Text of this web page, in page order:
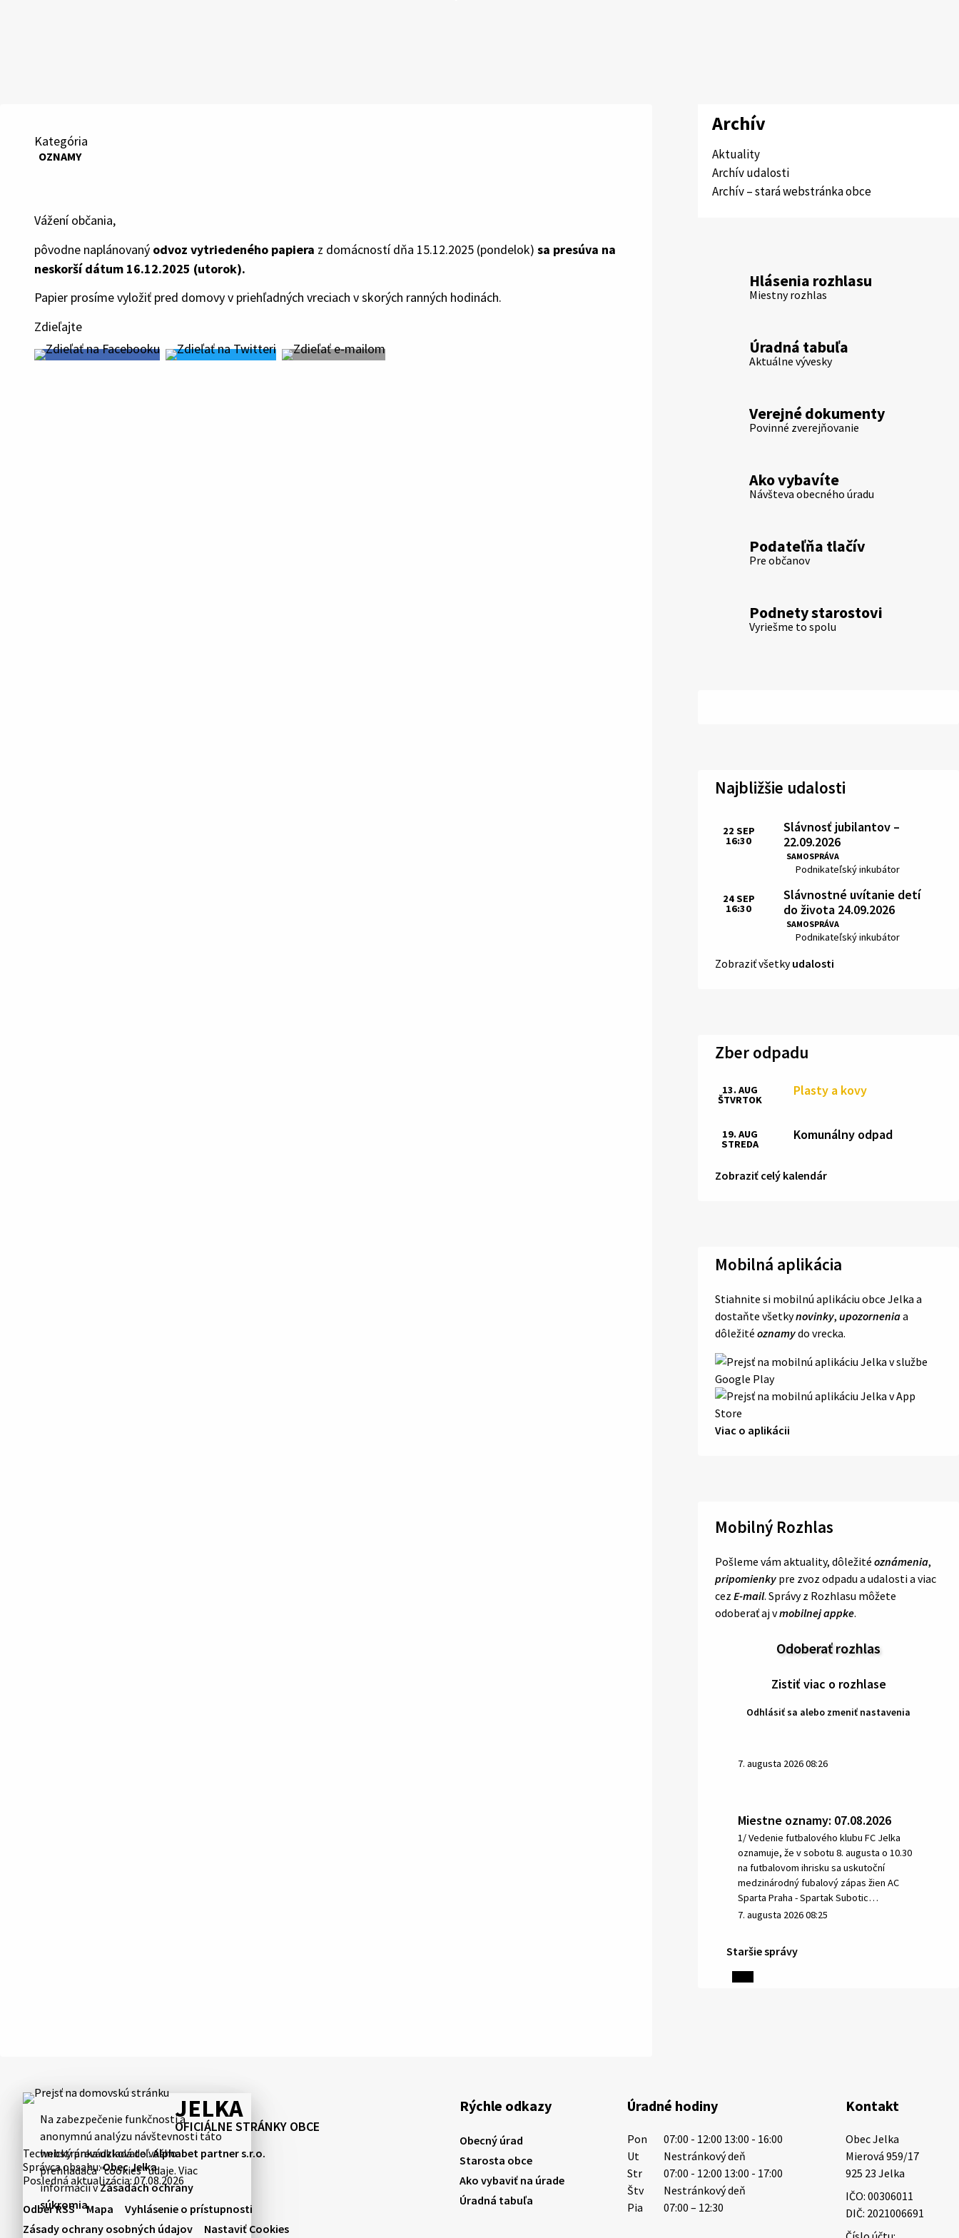
Na zabezpečenie funkčnosti a
anonymnú analýzu návštevnosti táto
webstránka ukladá do vášho
prehliadača "cookies" údaje. Viac
informácií vZásadách ochrany
súkromia.
Kategória
OZNAMY
Vážení občania,
pôvodne naplánovaný odvoz vytriedeného papiera z domácností dňa 15.12.2025 (pondelok) sa presúva na
neskorší dátum 16.12.2025 (utorok).
Papier prosíme vyložiť pred domovy v priehľadných vreciach v skorých ranných hodinách.
Zdieľajte
Archív
Aktuality
Archív udalosti
Archív – stará webstránka obce
Hlásenia rozhlasu
Miestny rozhlas
Úradná tabuľa
Aktuálne vývesky
Verejné dokumenty
Povinné zverejňovanie
Ako vybavíte
Návšteva obecného úradu
Podateľňa tlačív
Pre občanov
Podnety starostovi
Vyriešme to spolu
Najbližšie udalosti
Slávnosť jubilantov –
22.09.2026
SAMOSPRÁVA
Miesto:
Podnikateľský inkubátor
Čas:
22 SEP
16:30
Slávnostné uvítanie detí
do života 24.09.2026
SAMOSPRÁVA
Miesto:
Podnikateľský inkubátor
Čas:
24SEP
16:30
Zobraziť všetkyudalosti
Zber odpadu
Plasty a kovy
13. AUG
ŠTVRTOK
Komunálny odpad
19. AUG
STREDA
Zobraziť celý kalendár
Mobilná aplikácia
Stiahnite si mobilnú aplikáciu obce Jelka a
dostaňte všetkynovinky, upozorneniaa
dôležité oznamydo vrecka.
Viac o aplikácii
Mobilný Rozhlas
Pošleme vám aktuality, dôležité oznámenia,
pripomienky pre zvoz odpadu a udalosti a viac
cez E-mail. Správy z Rozhlasu môžete
odoberať aj vmobilnej appke.
Odoberať rozhlas
Zistiť viac o rozhlase
Odhlásiť sa alebo zmeniť nastavenia
7. augusta 2026 08:26
Miestne oznamy: 07.08.2026
1/ Vedenie futbalového klubu FC Jelka
oznamuje, že v sobotu 8. augusta o 10.30
na futbalovom ihrisku sa uskutoční
medzinárodný fubalový zápas žien AC
Sparta Praha - Spartak Subotic…
7. augusta 2026 08:25
6. augusta 2026 08:13
vodárenská spoločnosť preto žiada
6. augusta 2026 08:12
5. augusta 2026 13:10
Staršie správy
JELKA
OFICIÁLNE STRÁNKY OBCE
Technický prevádzkovateľ:Alphabet partner s.r.o.
Správca obsahu:Obec Jelka
Posledná aktualizácia: 07.08.2026
Odber RSS
Mapa
Vyhlásenie o prístupnosti
Zásady ochrany osobných údajov
Nastaviť Cookies
Rýchle odkazy
Obecný úrad
Starosta obce
Ako vybaviť na úrade
Úradná tabuľa
Úradné hodiny
Pon
07:00 - 12:00 13:00 - 16:00
Ut
Nestránkový deň
Str
07:00 - 12:00 13:00 - 17:00
Štv
Nestránkový deň
Pia
07:00 – 12:30
Kontakt
Obec Jelka
Mierová 959/17
925 23 Jelka
IČO: 00306011
DIČ: 2021006691